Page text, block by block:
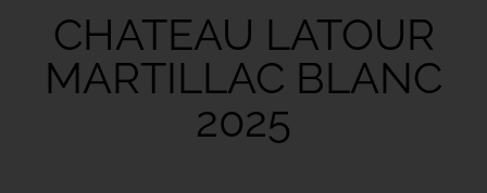
CHATEAU LATOUR
MARTILLAC BLANC
2025